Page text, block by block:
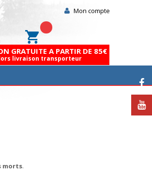
Mon compte
Mon panier
GRATUITE A PARTIR DE 85€
livraison transporteur
morts.